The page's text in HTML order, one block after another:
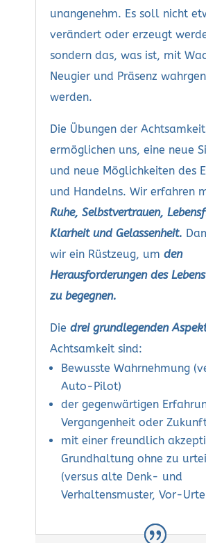
unangenehm. Es soll nicht
verändert oder erzeugt
sondern das, was ist, mit
Neugier und Präsenz
werden.
Die Übungen der Achtsamkeit
ermöglichen uns, eine neue
und neue Möglichkeiten des
und Handelns. Wir erfahren
Ruhe, Selbstvertrauen,
Klarheit und Gelassenheit.
wir ein Rüstzeug, um den
Herausforderungen des
zu begegnen.
Die drei grundlegenden
Achtsamkeit sind:
Bewusste Wahrnehmung
Auto-Pilot)
der gegenwärtigen
Vergangenheit oder
mit einer freundlich
Grundhaltung ohne zu
(versus alte Denk- und
Verhaltensmuster, Vor-